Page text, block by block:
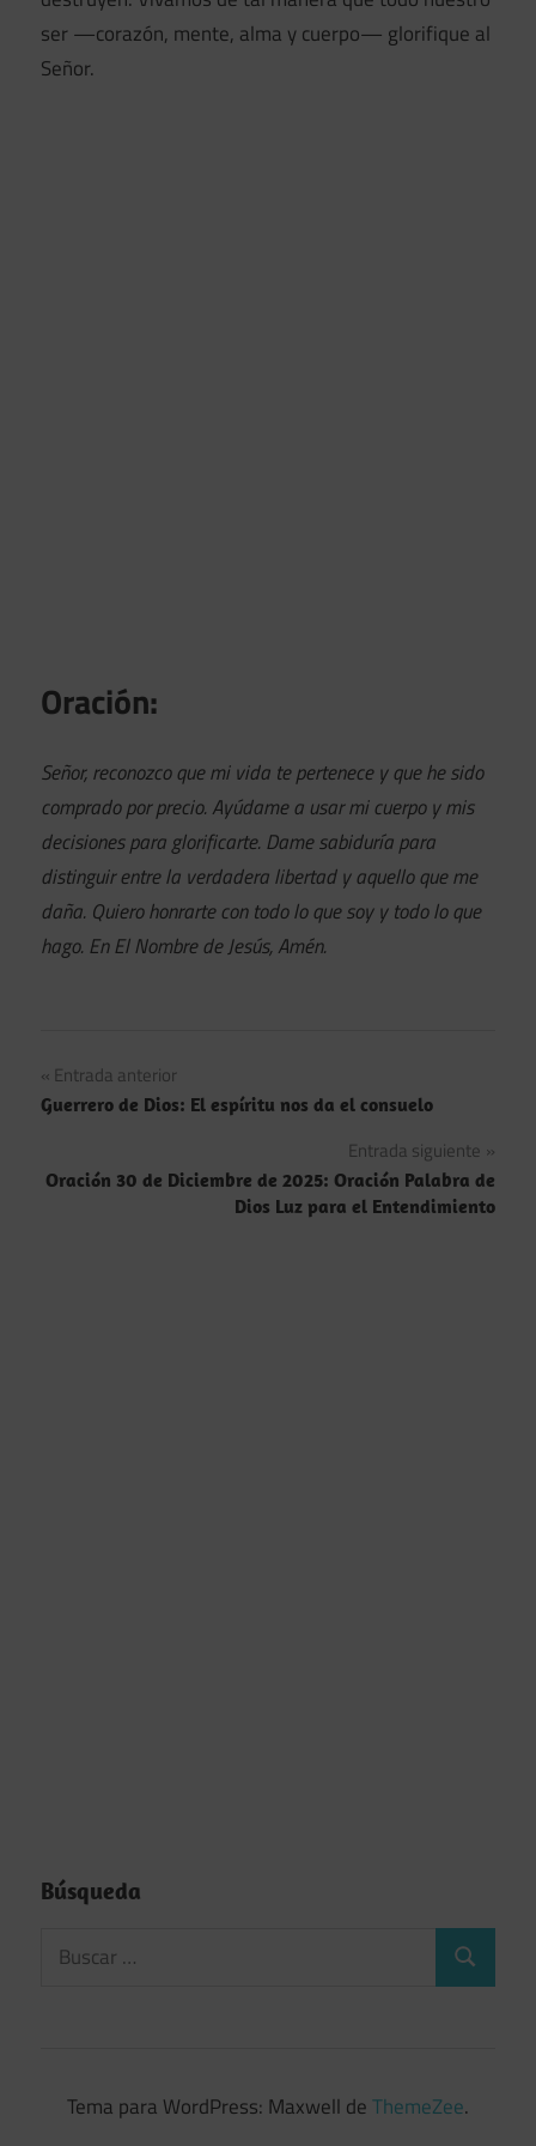
ser —corazón, mente, alma y cuerpo— glorifique al
Señor.
Oración:
Señor, reconozco que mi vida te pertenece y que he sido
comprado por precio. Ayúdame a usar mi cuerpo y mis
decisiones para glorificarte. Dame sabiduría para
distinguir entre la verdadera libertad y aquello que me
daña. Quiero honrarte con todo lo que soy y todo lo que
hago. En El Nombre de Jesús, Amén.
Navegación
de
entradas
Entrada anterior
Guerrero de Dios: El espíritu nos da el consuelo
Entrada siguiente
Oración 30 de Diciembre de 2025: Oración Palabra de
Dios Luz para el Entendimiento
Búsqueda
Tema para WordPress: Maxwell deThemeZee.